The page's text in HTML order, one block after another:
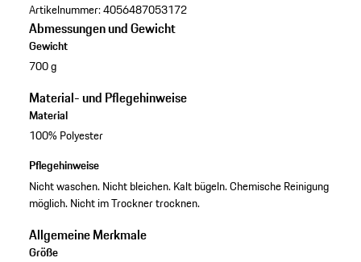
Artikelnummer:4056487053172
Abmessungen und Gewicht
Gewicht
700 g
Material- und Pflegehinweise
Material
100% Polyester
Pflegehinweise
Nicht waschen. Nicht bleichen. Kalt bügeln. Chemische Reinigung
möglich. Nicht im Trockner trocknen.
Allgemeine Merkmale
Größe